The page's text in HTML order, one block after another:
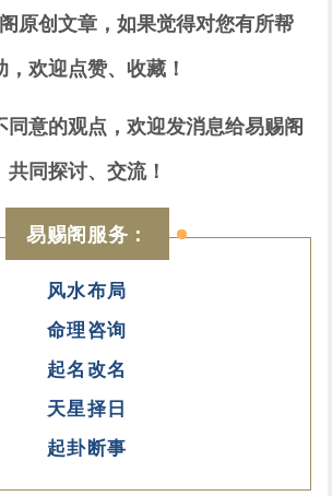
原创文章，如果觉得对您有所帮
，欢迎点赞、收藏！
同意的观点，欢迎发消息给易赐阁
共同探讨、交流！
易赐阁服务：
风水布局
命理咨询
起名改名
天星择日
起卦断事